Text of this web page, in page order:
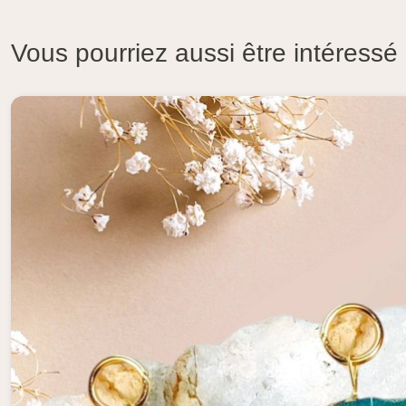
Vous pourriez aussi être intéressé